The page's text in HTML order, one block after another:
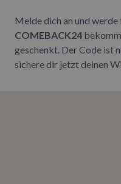
Melde dich an und
COMEBACK24
geschenkt. Der Code ist
sichere dir jetzt deinen